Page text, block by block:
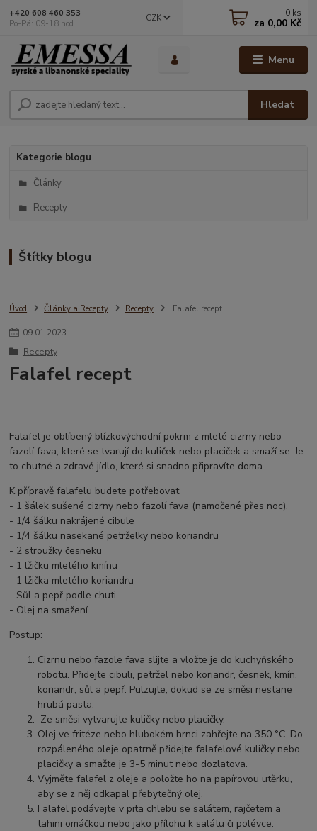
Menu
CZK
Hledat
+420 608 460 353
Po-Pá: 09-18 hod.
0 ks
za 0,00 Kč
Kategorie blogu
Články
Recepty
Štítky blogu
Úvod Články a Recepty Recepty Falafel recept
09.01.2023
Recepty
Falafel recept
Falafel je oblíbený blízkovýchodní pokrm z mleté cizrny nebo
fazolí fava, které se tvarují do kuliček nebo placiček a smaží se. Je
to chutné a zdravé jídlo, které si snadno připravíte doma.
K přípravě falafelu budete potřebovat:
- 1 šálek sušené cizrny nebo fazolí fava (namočené přes noc).
- 1/4 šálku nakrájené cibule
- 1/4 šálku nasekané petrželky nebo koriandru
- 2 stroužky česneku
- 1 lžičku mletého kmínu
- 1 lžička mletého koriandru
- Sůl a pepř podle chuti
- Olej na smažení
Postup:
Cizrnu nebo fazole fava slijte a vložte je do kuchyňského
robotu. Přidejte cibuli, petržel nebo koriandr, česnek, kmín,
koriandr, sůl a pepř. Pulzujte, dokud se ze směsi nestane
hrubá pasta.
Ze směsi vytvarujte kuličky nebo placičky.
Olej ve fritéze nebo hlubokém hrnci zahřejte na 350 °C. Do
rozpáleného oleje opatrně přidejte falafelové kuličky nebo
placičky a smažte je 3-5 minut nebo dozlatova.
Vyjměte falafel z oleje a položte ho na papírovou utěrku,
aby se z něj odkapal přebytečný olej.
Falafel podávejte v pita chlebu se salátem, rajčetem a
tahini omáčkou nebo jako přílohu k salátu či polévce.